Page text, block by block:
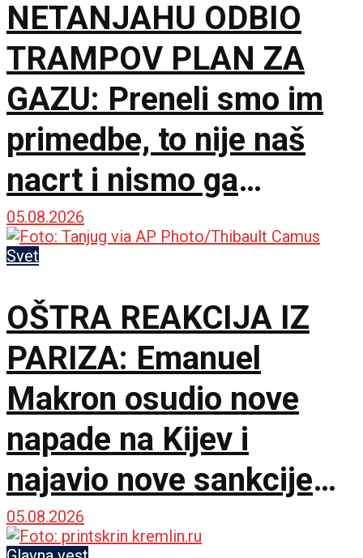
NETANJAHU ODBIO
TRAMPOV PLAN ZA
GAZU: Preneli smo im
primedbe, to nije naš
nacrt i nismo ga
prihvatili
05.08.2026
Svet
OŠTRA REAKCIJA IZ
PARIZA: Emanuel
Makron osudio nove
napade na Kijev i
najavio nove sankcije
protiv Rusije
05.08.2026